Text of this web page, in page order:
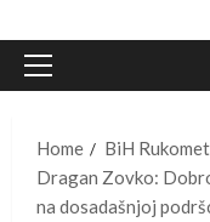
Primary
Home
BiH Rukomet
Dragan Zovko:
na dosadašnjoj